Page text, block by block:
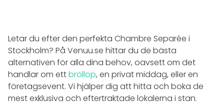
Letar du efter den perfekta Chambre Separée i
Stockholm? På Venuu.se hittar du de bästa
alternativen för alla dina behov, oavsett om det
handlar om ettbröllop, en privat middag, eller en
företagsevent. Vi hjälper dig att hitta och boka de
mest exklusiva och eftertraktade lokalerna i stan.